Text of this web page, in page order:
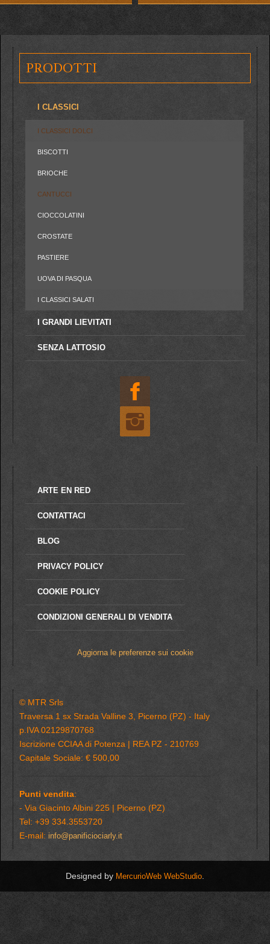
PRODOTTI
I CLASSICI
I CLASSICI DOLCI
BISCOTTI
BRIOCHE
CANTUCCI
CIOCCOLATINI
CROSTATE
PASTIERE
UOVA DI PASQUA
I CLASSICI SALATI
I GRANDI LIEVITATI
SENZA LATTOSIO
ARTE EN RED
CONTATTACI
BLOG
PRIVACY POLICY
COOKIE POLICY
CONDIZIONI GENERALI DI VENDITA
Aggiorna le preferenze sui cookie
© MTR Srls
Traversa 1 sx Strada Valline 3, Picerno (PZ) - Italy
p.IVA 02129870768
Iscrizione CCIAA di Potenza | REA PZ - 210769
Capitale Sociale: € 500,00
Punti vendita:
- Via Giacinto Albini 225 | Picerno (PZ)
Tel: +39 334.3553720
E-mail: info@panificiociarly.it
Designed by MercurioWeb WebStudio.